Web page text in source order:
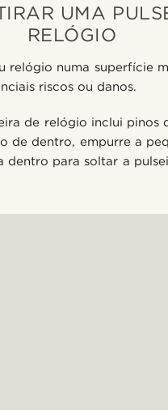
UMA
RELÓGIO
relógio numa superfície
riscos ou danos.
de relógio inclui pinos
de dentro, empurre a
dentro para soltar a